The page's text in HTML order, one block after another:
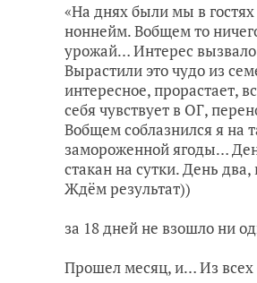
«На днях были мы в гостях
ноннейм. Вобщем то
урожай… Интерес вызвало
Вырастили это чудо из
интересное, прорастает,
себя чувствует в ОГ,
Вобщем соблазнился я на
замороженной ягоды…
стакан на сутки. День
Ждём результат))
за 18 дней не взошло ни
Прошел месяц, и… Из всех